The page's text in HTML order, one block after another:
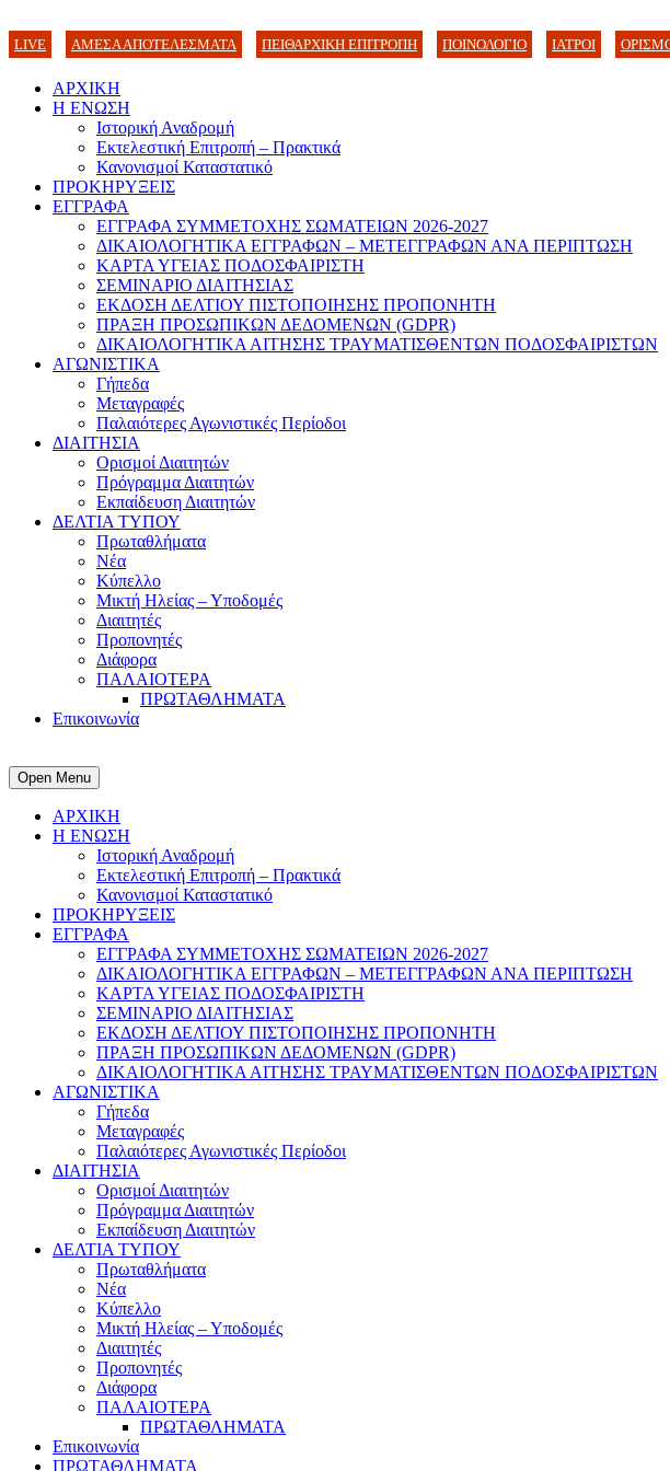
LIVE ΑΜΕΣΑ ΑΠΟΤΕΛΕΣΜΑΤΑ ΠΕΙΘΑΡΧΙΚΗ ΕΠΙΤΡΟΠΗ ΠΟΙΝΟΛΟΓΙΟ ΙΑΤΡΟΙ
ΑΡΧΙΚΗ
Η ΕΝΩΣΗ
Ιστορική Αναδρομή
Εκτελεστική Επιτροπή – Πρακτικά
Κανονισμοί Καταστατικό
ΠΡΟΚΗΡΥΞΕΙΣ
ΕΓΓΡΑΦΑ
ΕΓΓΡΑΦΑ ΣΥΜΜΕΤΟΧΗΣ ΣΩΜΑΤΕΙΩΝ 2026-2027
ΔΙΚΑΙΟΛΟΓΗΤΙΚΑ ΕΓΓΡΑΦΩΝ – ΜΕΤΕΓΓΡΑΦΩΝ ΑΝΑ ΠΕΡΙΠΤΩΣΗ
ΚΑΡΤΑ ΥΓΕΙΑΣ ΠΟΔΟΣΦΑΙΡΙΣΤΗ
ΣΕΜΙΝΑΡΙΟ ΔΙΑΙΤΗΣΙΑΣ
ΕΚΔΟΣΗ ΔΕΛΤΙΟΥ ΠΙΣΤΟΠΟΙΗΣΗΣ ΠΡΟΠΟΝΗΤΗ
ΠΡΑΞΗ ΠΡΟΣΩΠΙΚΩΝ ΔΕΔΟΜΕΝΩΝ (GDPR)
ΔΙΚΑΙΟΛΟΓΗΤΙΚΑ ΑΙΤΗΣΗΣ ΤΡΑΥΜΑΤΙΣΘΕΝΤΩΝ ΠΟΔΟΣΦΑΙΡΙΣΤΩΝ
ΑΓΩΝΙΣΤΙΚΑ
Γήπεδα
Μεταγραφές
Παλαιότερες Αγωνιστικές Περίοδοι
ΔΙΑΙΤΗΣΙΑ
Ορισμοί Διαιτητών
Πρόγραμμα Διαιτητών
Εκπαίδευση Διαιτητών
ΔΕΛΤΙΑ ΤΥΠΟΥ
Πρωταθλήματα
Νέα
Κύπελλο
Μικτή Ηλείας – Υποδομές
Διαιτητές
Προπονητές
Διάφορα
ΠΑΛΑΙΟΤΕΡΑ
ΠΡΩΤΑΘΛΗΜΑΤΑ
Επικοινωνία
Open Menu
ΑΡΧΙΚΗ
Η ΕΝΩΣΗ
Ιστορική Αναδρομή
Εκτελεστική Επιτροπή – Πρακτικά
Κανονισμοί Καταστατικό
ΠΡΟΚΗΡΥΞΕΙΣ
ΕΓΓΡΑΦΑ
ΕΓΓΡΑΦΑ ΣΥΜΜΕΤΟΧΗΣ ΣΩΜΑΤΕΙΩΝ 2026-2027
ΔΙΚΑΙΟΛΟΓΗΤΙΚΑ ΕΓΓΡΑΦΩΝ – ΜΕΤΕΓΓΡΑΦΩΝ ΑΝΑ ΠΕΡΙΠΤΩΣΗ
ΚΑΡΤΑ ΥΓΕΙΑΣ ΠΟΔΟΣΦΑΙΡΙΣΤΗ
ΣΕΜΙΝΑΡΙΟ ΔΙΑΙΤΗΣΙΑΣ
ΕΚΔΟΣΗ ΔΕΛΤΙΟΥ ΠΙΣΤΟΠΟΙΗΣΗΣ ΠΡΟΠΟΝΗΤΗ
ΠΡΑΞΗ ΠΡΟΣΩΠΙΚΩΝ ΔΕΔΟΜΕΝΩΝ (GDPR)
ΔΙΚΑΙΟΛΟΓΗΤΙΚΑ ΑΙΤΗΣΗΣ ΤΡΑΥΜΑΤΙΣΘΕΝΤΩΝ ΠΟΔΟΣΦΑΙΡΙΣΤΩΝ
ΑΓΩΝΙΣΤΙΚΑ
Γήπεδα
Μεταγραφές
Παλαιότερες Αγωνιστικές Περίοδοι
ΔΙΑΙΤΗΣΙΑ
Ορισμοί Διαιτητών
Πρόγραμμα Διαιτητών
Εκπαίδευση Διαιτητών
ΔΕΛΤΙΑ ΤΥΠΟΥ
Πρωταθλήματα
Νέα
Κύπελλο
Μικτή Ηλείας – Υποδομές
Διαιτητές
Προπονητές
Διάφορα
ΠΑΛΑΙΟΤΕΡΑ
ΠΡΩΤΑΘΛΗΜΑΤΑ
Επικοινωνία
ΠΡΩΤΑΘΛΗΜΑΤΑ